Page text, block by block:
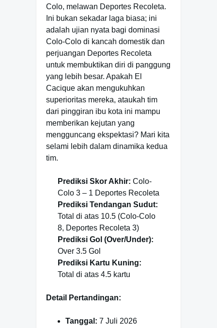
Colo, melawan Deportes Recoleta.
Ini bukan sekadar laga biasa; ini
adalah ujian nyata bagi dominasi
Colo-Colo di kancah domestik dan
perjuangan Deportes Recoleta
untuk membuktikan diri di panggung
yang lebih besar. Apakah El
Cacique akan mengukuhkan
superioritas mereka, ataukah tim
dari pinggiran ibu kota ini mampu
memberikan kejutan yang
mengguncang ekspektasi? Mari kita
selami lebih dalam dinamika kedua
tim.
Prediksi Skor Akhir: Colo-
Colo 3 – 1 Deportes Recoleta
Prediksi Tendangan Sudut:
Total di atas 10.5 (Colo-Colo
8, Deportes Recoleta 3)
Prediksi Gol (Over/Under):
Over 3.5 Gol
Prediksi Kartu Kuning:
Total di atas 4.5 kartu
Detail Pertandingan:
Tanggal: 7 Juli 2026